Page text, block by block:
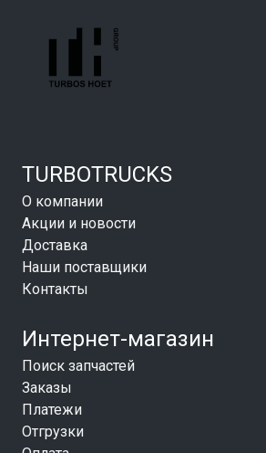
TURBOTRUCKS
О компании
Акции и новости
Доставка
Наши поставщики
Контакты
Интернет-магазин
Поиск запчастей
Заказы
Платежи
Отгрузки